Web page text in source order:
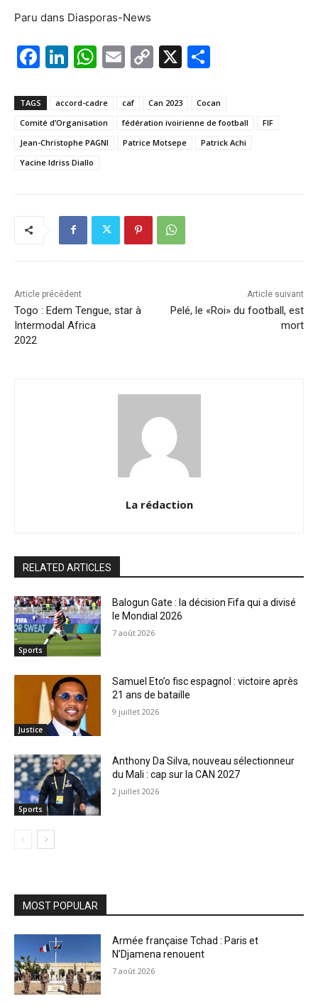
Paru dans Diasporas-News
F
c
e
b
o
Li
k
e
dI
n
W
at
s
A
E
ai
l
C
p
y
Li
X
ta
g
er
TAGS accord-cadre caf Can 2023
Cocan
Comité d’Organisation
fédération ivoirienne de football
FIF
Jean-Christophe PAGNI
Patrice Motsepe
Patrick Achi
Yacine Idriss Diallo
Article précédent
Togo : Edem Tengue, star à
Intermodal Africa
2022
Article suivant
Pelé, le «Roi» du football, est
mort
La rédaction
RELATED ARTICLES
Sports
Balogun Gate : la décision Fifa qui a divisé
le Mondial 2026
7 août 2026
Justice
Samuel Eto’o fisc espagnol : victoire après
21 ans de bataille
9 juillet 2026
Sports
Anthony Da Silva, nouveau sélectionneur
du Mali : cap sur la CAN 2027
2 juillet 2026
MOST POPULAR
Armée française Tchad : Paris et
N’Djamena renouent
7 août 2026